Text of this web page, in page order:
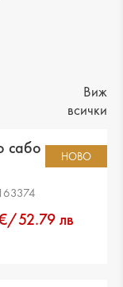
Виж
всички
НОВО
сабо текстил
52.79 лв